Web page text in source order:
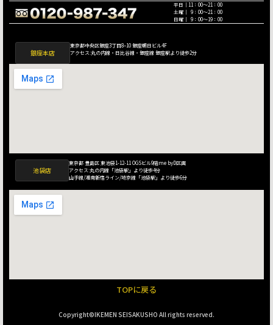
平日｜11：00〜21：00
土曜｜ 9：00〜21：00
日曜｜ 9：00〜19：00
銀座本店
東京都中央区銀座3丁目8−10 銀座朝日ビル4F
アクセス:丸の内線・日比谷線・銀座線 銀座駅より徒歩2分
池袋店
東京都 豊島区 東池袋1-12-11 OGSビル9階me byD区画
アクセス:丸の内線「池袋駅」より徒歩4分
山手線/湘南新宿ライン/埼京線「池袋駅」より徒歩6分
TOPに戻る
Copyright©IKEMEN SEISAKUSHO All rights reserved.